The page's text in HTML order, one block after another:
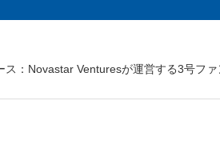
ス：Novastar Venturesが運営する3号フ